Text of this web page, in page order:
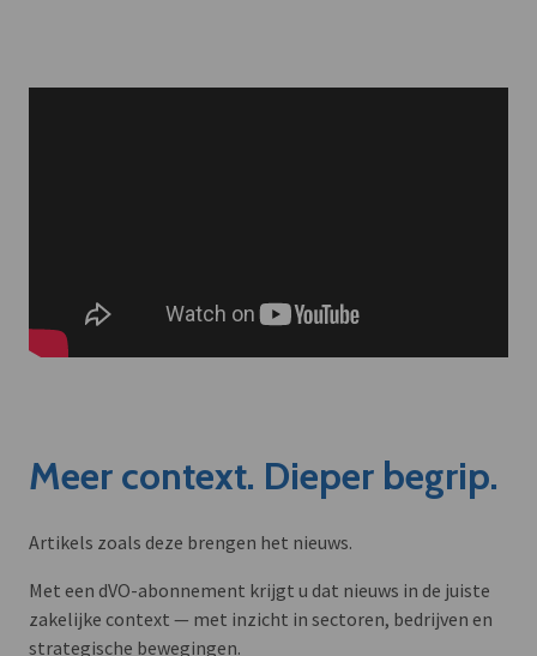
Meer context. Dieper begrip.
Artikels zoals deze brengen het nieuws.
Met een dVO-abonnement krijgt u dat nieuws in de juiste
zakelijke context — met inzicht in sectoren, bedrijven en
strategische bewegingen.